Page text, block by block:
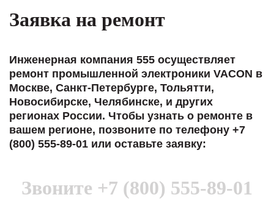
Заявка на ремонт
Инженерная компания 555 осуществляет
ремонт промышленной электроники VACON в
Москве, Санкт-Петербурге, Тольятти,
Новосибирске, Челябинске, и других
регионах России. Чтобы узнать о ремонте в
вашем регионе, позвоните по телефону +7
(800) 555-89-01 или оставьте заявку:
Звоните +7 (800) 555-89-01